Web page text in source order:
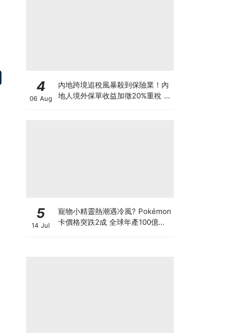
4
06 Aug
內地跨境追稅風暴殺到保險業！內
地人境外保單收益加徵20%重稅 保
5
14 Jul
寵物小精靈熱潮遇冷風? Pokémon
卡價格突跌2成 全球年產100億張